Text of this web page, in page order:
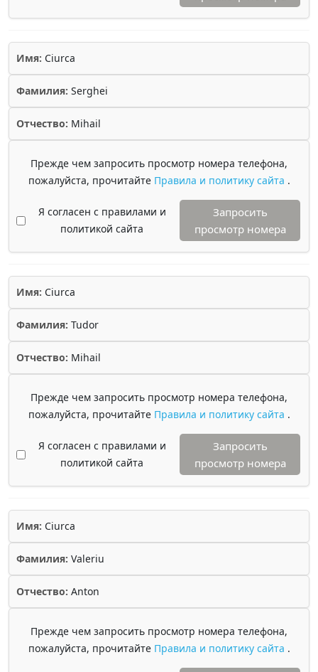
Имя: Ciurca
Фамилия: Serghei
Отчество: Mihail
Прежде чем запросить просмотр номера телефона,
пожалуйста, прочитайте Правила и политику сайта .
Я согласен с правилами и
политикой сайта
Запросить
просмотр номера
Имя: Ciurca
Фамилия: Tudor
Отчество: Mihail
Прежде чем запросить просмотр номера телефона,
пожалуйста, прочитайте Правила и политику сайта .
Я согласен с правилами и
политикой сайта
Запросить
просмотр номера
Имя: Ciurca
Фамилия: Valeriu
Отчество: Anton
Прежде чем запросить просмотр номера телефона,
пожалуйста, прочитайте Правила и политику сайта .